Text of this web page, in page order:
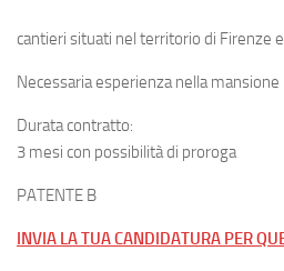
cantieri situati nel territorio di Firenze
Necessaria esperienza nella mansione
Durata contratto:
3 mesi con possibilità di proroga
PATENTE B
INVIA LA TUA CANDIDATURA PER